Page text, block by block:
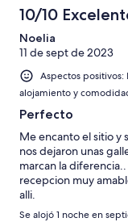
10/10
Noelia
11 de sept de 2023
Aspectos positivos:
alojamiento y
Perfecto
Me encanto el sitio y
nos dejaron unas
marcan la
recepcion muy
alli.
Se alojó 1 noche en